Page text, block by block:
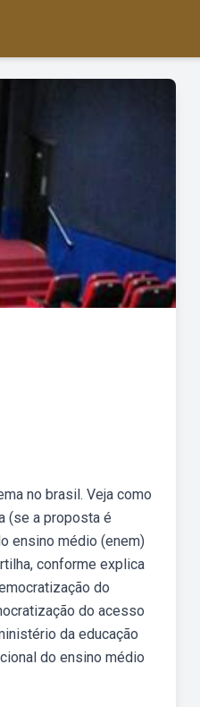
no brasil. Veja como
(se a proposta é
ensino médio (enem)
conforme explica
do
do acesso
da educação
do ensino médio